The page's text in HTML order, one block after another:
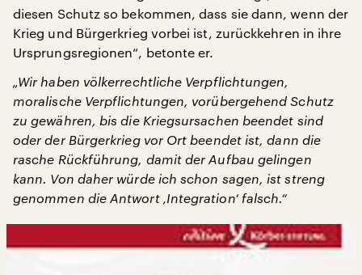
diesen Schutz so bekommen, dass sie dann, wenn der
Krieg und Bürgerkrieg vorbei ist, zurückkehren in ihre
Ursprungsregionen“, betonte er.
„Wir haben völkerrechtliche Verpflichtungen,
moralische Verpflichtungen, vorübergehend Schutz
zu gewähren, bis die Kriegsursachen beendet sind
oder der Bürgerkrieg vor Ort beendet ist, dann die
rasche Rückführung, damit der Aufbau gelingen
kann. Von daher würde ich schon sagen, ist streng
genommen die Antwort ‚Integration‘ falsch.“